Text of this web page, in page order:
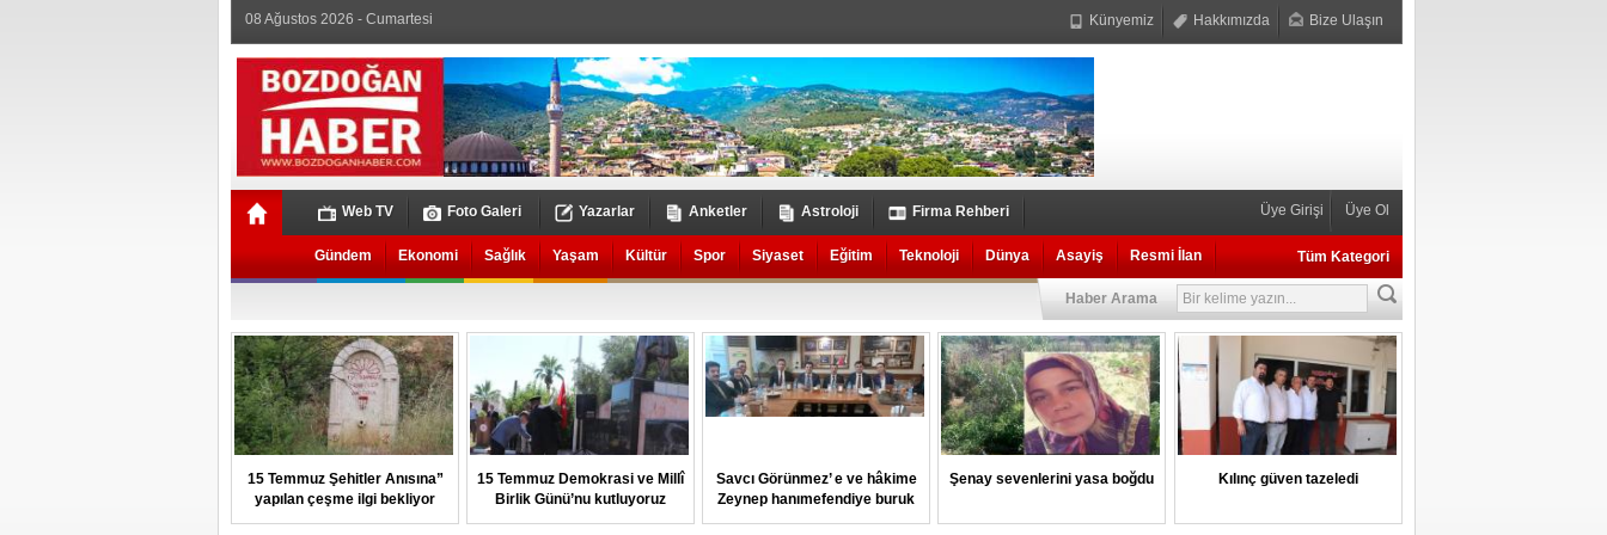
08 Ağustos 2026 - Cumartesi Künyemiz Hakkımızda Bize Ulaşın
Web TV Foto Galeri Yazarlar Anketler Astroloji Firma Rehberi Üye Girişi Üye Ol
Gündem Ekonomi Sağlık Yaşam Kültür Spor Siyaset Eğitim Teknoloji Dünya Asayiş Resmi İlan Tüm Kategori
Haber Arama
15 Temmuz Şehitler Anısına”
yapılan çeşme ilgi bekliyor
15 Temmuz Demokrasi ve Millî
Birlik Günü’nu kutluyoruz
Savcı Görünmez’ e ve hâkime
Zeynep hanımefendiye buruk
veda
Şenay sevenlerini yasa boğdu Kılınç güven tazeledi